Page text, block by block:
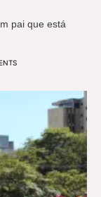
pai que está